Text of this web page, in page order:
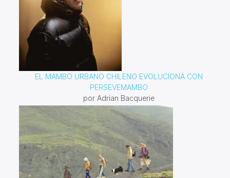
EL MAMBO URBANO CHILENO EVOLUCIONA CON
PERSEVEMAMBO
por Adrian Bacquerie